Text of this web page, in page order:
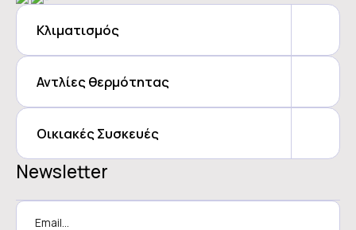
Κλιματισμός
Αντλίες θερμότητας
Οικιακές Συσκευές
Newsletter